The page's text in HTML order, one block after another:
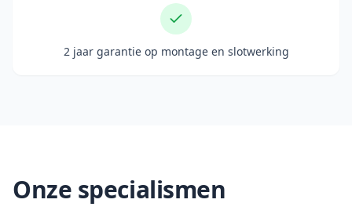
2 jaar garantie op montage en slotwerking
Onze specialismen